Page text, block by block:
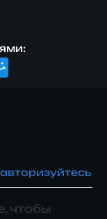
авторизуйтесь
чтобы